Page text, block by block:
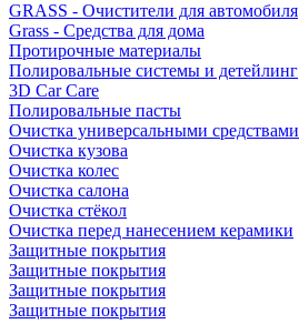
GRASS - Очистители для автомобиля
Grass - Средства для дома
Протирочные материалы
Полировальные системы и детейлинг
3D Car Care
Полировальные пасты
Очистка универсальными средствами
Очистка кузова
Очистка колес
Очистка салона
Очистка стёкол
Очистка перед нанесением керамики
Защитные покрытия
Защитные покрытия
Защитные покрытия
Защитные покрытия